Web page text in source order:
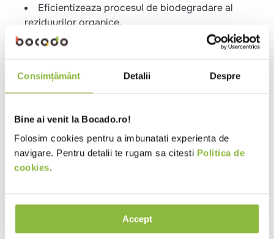
Consimțământ Detalii Despre
Bine ai venit la Bocado.ro!
Folosim cookies pentru a imbunatati experienta de
navigare. Pentru detalii te rugam sa citesti Politica de
cookies.
Accept
Eficientizeaza procesul de biodegradare al
reziduurilor organice.
Contine microorganisme din clasa 1 (conform
Federatiei Europene a Biotehnologiilor) care nu au
umane si nu reprezinta o amenintare pentru mediu
(bacterii care nu sunt rezistente la antibiotice).
Specificatii
Format
Lichid
Tip produs
Ambalaj
Bidon